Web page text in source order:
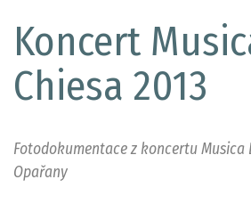
Koncert
Chiesa 2013
Fotodokumentace z koncertu Musica
Opařany